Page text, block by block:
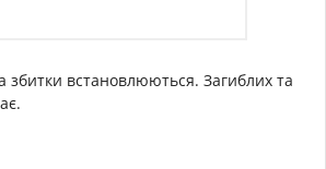
збитки встановлюються. Загиблих та